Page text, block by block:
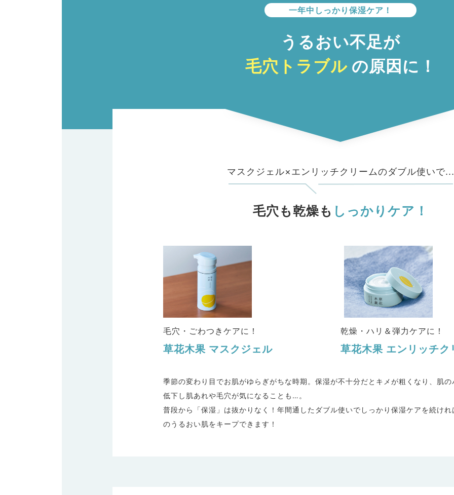
一年中しっかり保湿ケア！
うるおい不足が
毛穴トラブルの原因に！
マスクジェル×エンリッチクリームのダブル使いで...
毛穴も乾燥も しっかりケア！
毛穴・ごわつきケアに！
草花木果 マスクジェル
乾燥・ハリ＆弾力ケアに！
草花木果 エンリッチク
季節の変わり目でお肌がゆらぎがちな時期。保湿が不十分だとキメが粗くなり、肌
低下し肌あれや毛穴が気になることも…。
普段から「保湿」は抜かりなく！ 年間通したダブル使いでしっかり保湿ケアを続け
のうるおい肌をキープできます！